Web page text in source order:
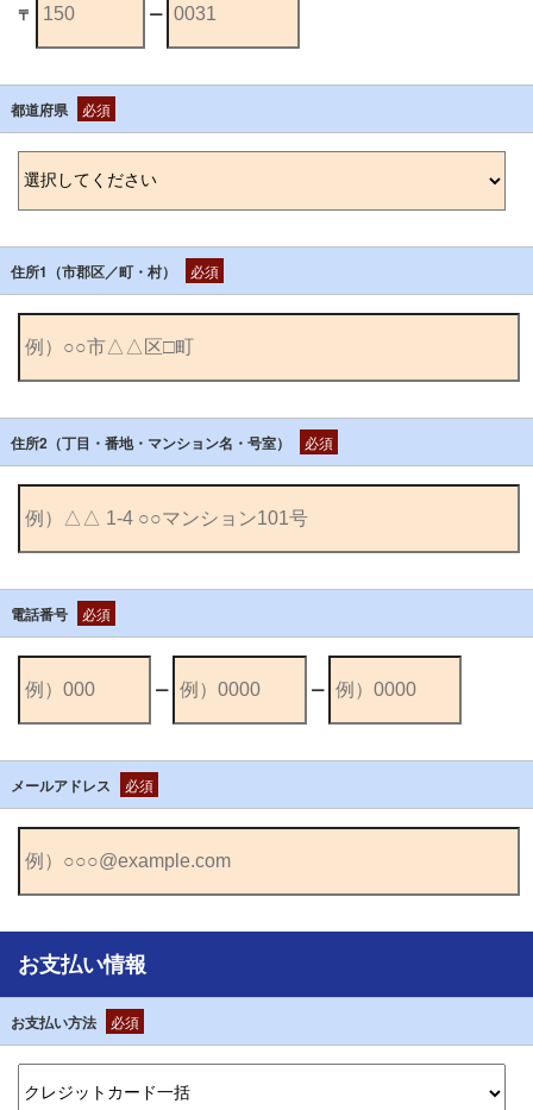
〒 ー
都道府県 必須
住所1（市郡区／町・村） 必須
住所2（丁目・番地・マンション名・号室） 必須
電話番号 必須
ー ー
メールアドレス 必須
お支払い情報
お支払い方法 必須